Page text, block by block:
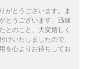
がとうございます。ま
とうございます。迅速
とのこと、大変嬉しく
けいたしましたので、
を心よりお待ちしてお